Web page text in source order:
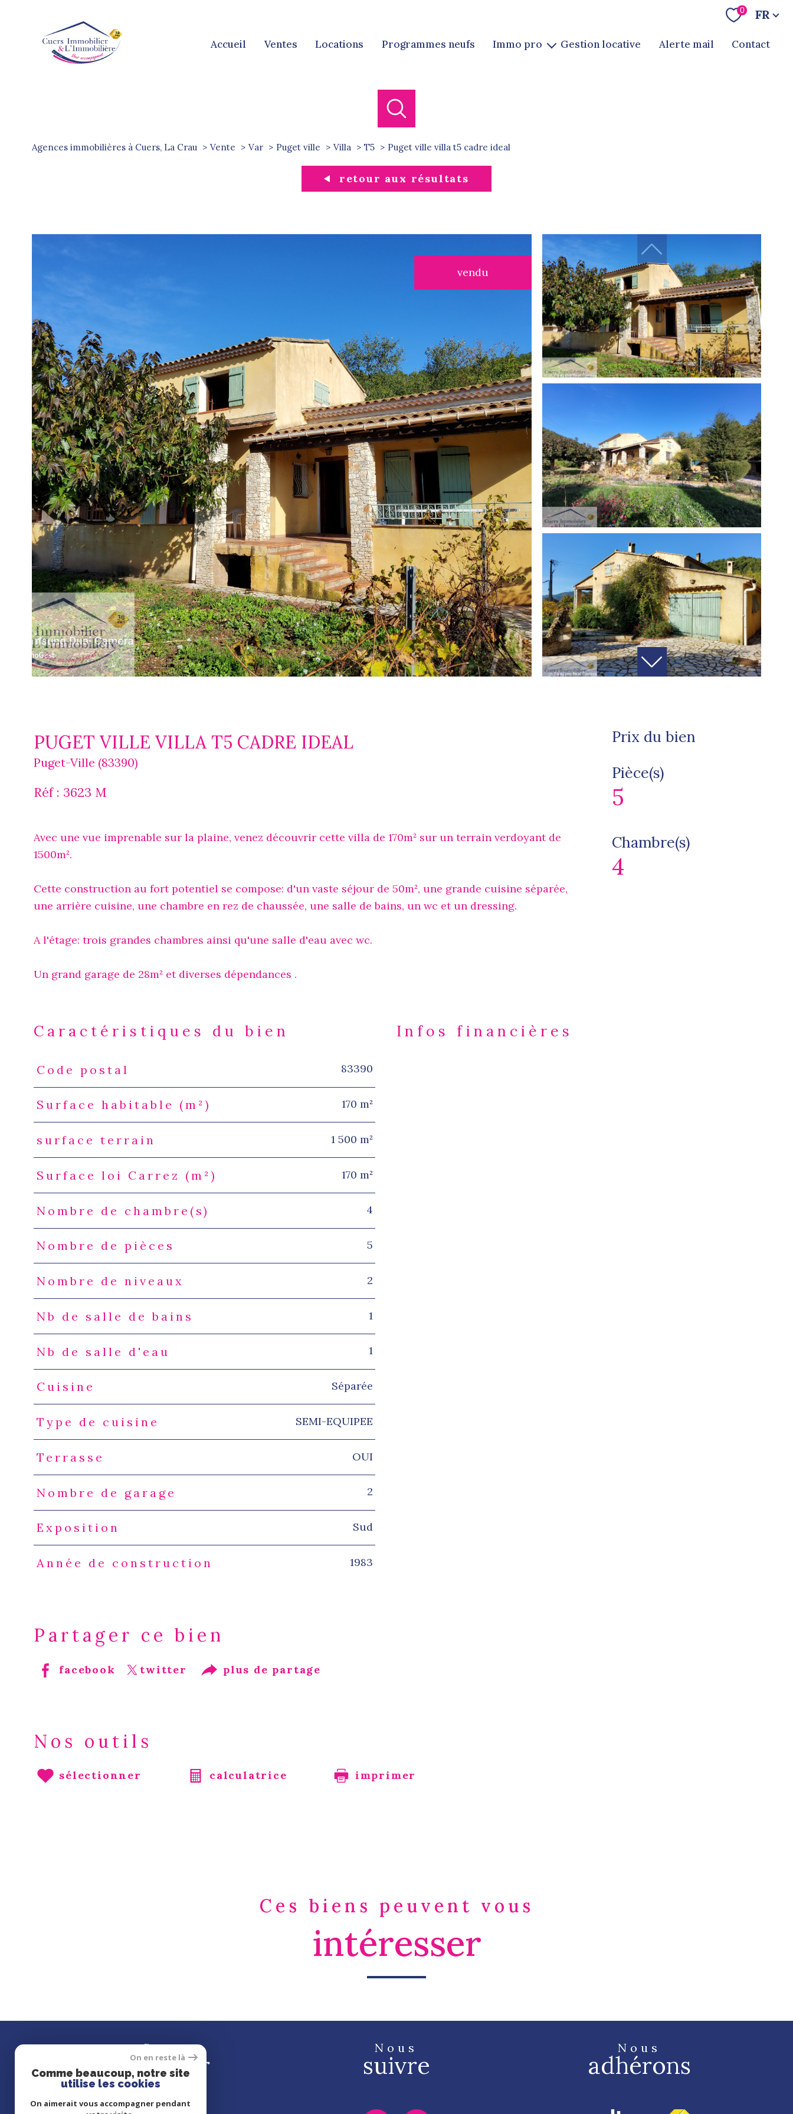
0 Langue
FR
accueil ventes locations programmes neufs immo pro gestion locative alerte mail contact
Agences immobilières à Cuers, La Crau Vente Var Puget ville Villa T5 puget ville villa t5 cadre ideal
retour aux résultats
vendu
PUGET VILLE VILLA T5 CADRE IDEAL
Puget-Ville (83390)
Réf : 3623 M
Avec une vue imprenable sur la plaine, venez découvrir cette villa de 170m² sur un terrain verdoyant de
1500m².
Cette construction au fort potentiel se compose: d'un vaste séjour de 50m², une grande cuisine séparée,
une arrière cuisine, une chambre en rez de chaussée, une salle de bains, un wc et un dressing.
A l'étage: trois grandes chambres ainsi qu'une salle d'eau avec wc.
Un grand garage de 28m² et diverses dépendances .
Prix du bien
Pièce(s)
5
Chambre(s)
4
Caractéristiques du bien
Caractéristiques
Code postal 83390
Surface habitable (m²) 170 m²
surface terrain 1 500 m²
Surface loi Carrez (m²) 170 m²
Nombre de chambre(s) 4
Nombre de pièces 5
Nombre de niveaux 2
Nb de salle de bains 1
Nb de salle d'eau 1
Cuisine Séparée
Type de cuisine SEMI-EQUIPEE
Terrasse OUI
Nombre de garage 2
Exposition Sud
Année de construction 1983
Infos financières
Partager ce bien
facebook twitter plus de partage
Nos outils
sélectionner calculatrice imprimer
Ces biens peuvent vous
intéresser
Se
connecter
Nous
suivre
Nous
adhérons
On en reste là
Comme beaucoup, notre site
utilise les cookies
On aimerait vous accompagner pendant